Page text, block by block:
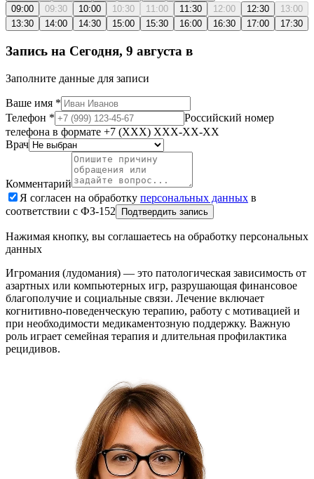
09:00
09:30 10:00 10:30 11:00 11:30 12:00 12:30
13:00
13:30
14:00 14:30 15:00 15:30 16:00 16:30 17:00 17:30
Запись на Сегодня, 9 августа в
Заполните данные для записи
Ваше имя *
Телефон *
Российский номер
телефона в формате +7 (XXX) XXX-XX-XX
Врач
Комментарий
Я согласен на обработку персональных данных в
соответствии с ФЗ-152
Подтвердить запись
Нажимая кнопку, вы соглашаетесь на обработку персональных
данных
Игромания (лудомания) — это патологическая зависимость от
азартных или компьютерных игр, разрушающая финансовое
благополучие и социальные связи. Лечение включает
когнитивно-поведенческую терапию, работу с мотивацией и
при необходимости медикаментозную поддержку. Важную
роль играет семейная терапия и длительная профилактика
рецидивов.